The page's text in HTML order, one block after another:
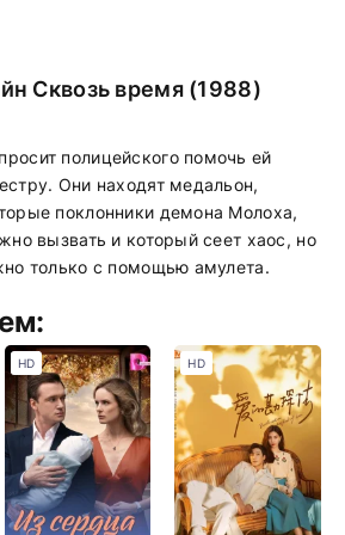
Сквозь время (1988)
полицейского помочь ей
Они находят медальон,
поклонники демона Молоха,
вызвать и который сеет хаос, но
только с помощью амулета.
HD HD